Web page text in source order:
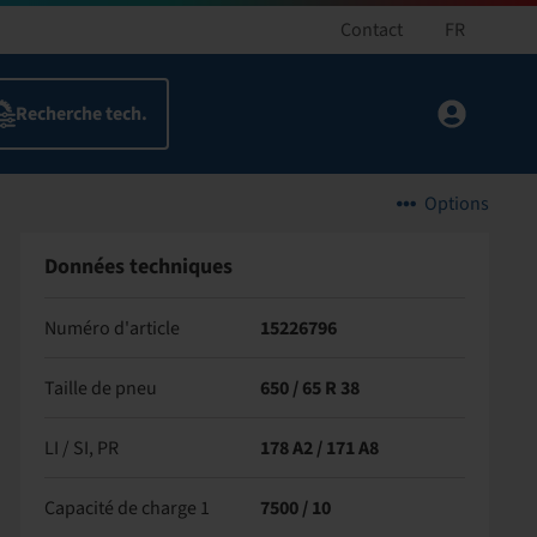
Contact FR
Options
Données techniques
Numéro d'article 15226796
Taille de pneu 650 / 65 R 38
LI / SI, PR 178 A2 / 171 A8
Capacité de charge 1 7500 / 10